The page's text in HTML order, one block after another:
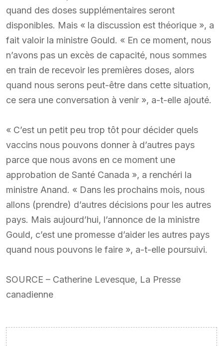
quand des doses supplémentaires seront
disponibles. Mais « la discussion est théorique », a
fait valoir la ministre Gould. « En ce moment, nous
n’avons pas un excès de capacité, nous sommes
en train de recevoir les premières doses, alors
quand nous serons peut-être dans cette situation,
ce sera une conversation à venir », a-t-elle ajouté.
« C’est un petit peu trop tôt pour décider quels
vaccins nous pouvons donner à d’autres pays
parce que nous avons en ce moment une
approbation de Santé Canada », a renchéri la
ministre Anand. « Dans les prochains mois, nous
allons (prendre) d’autres décisions pour les autres
pays. Mais aujourd’hui, l’annonce de la ministre
Gould, c’est une promesse d’aider les autres pays
quand nous pouvons le faire », a-t-elle poursuivi.
SOURCE – Catherine Levesque, La Presse
canadienne